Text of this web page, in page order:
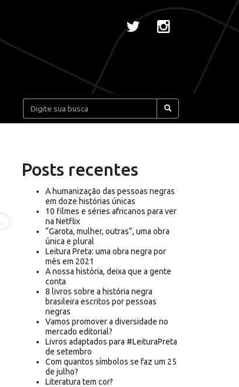
Pesquisar:
Posts recentes
A humanização das pessoas negras
em doze histórias únicas
10 filmes e séries africanos para ver
na Netflix
“Garota, mulher, outras”, uma obra
única e plural
Leitura Preta: uma obra negra por
mês em 2021
A nossa história, deixa que a gente
conta
8 livros sobre a história negra
brasileira escritos por pessoas
negras
Vamos promover a diversidade no
mercado editorial?
Livros adaptados para #LeituraPreta
de setembro
Com quantos símbolos se faz um 25
de julho?
Literatura tem cor?